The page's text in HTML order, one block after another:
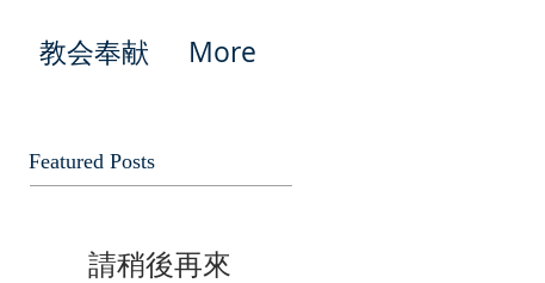
教会奉献 More
Featured Posts
請稍後再來